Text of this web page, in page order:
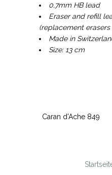
0,7mm HB lead
Eraser and refill
(replacement
Made in
Size: 13 cm
Caran d'Ache 849